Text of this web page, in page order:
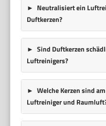
Neutralisiert ein
Duftkerzen?
Sind Duftkerzen
Luftreinigers?
Welche Kerzen sind
Luftreiniger und